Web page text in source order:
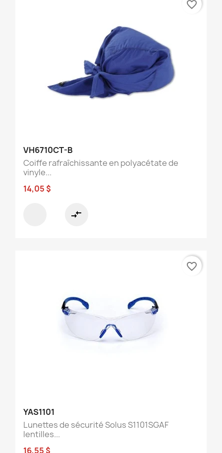
VH6710CT-B
Coiffe rafraîchissante en polyacétate de
vinyle...
14,05 $
compare_arrows
favorite_border
YAS1101
Lunettes de sécurité Solus S1101SGAF
lentilles...
16,55 $
favorite_border